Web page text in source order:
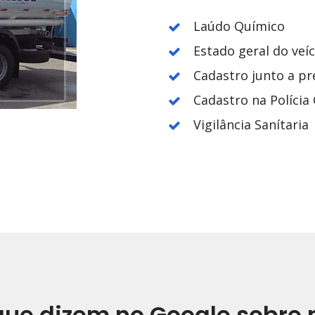
Laúdo Químico
Estado geral do
Cadastro junto a
Cadastro na Polícia
Vigilância Sanítaria